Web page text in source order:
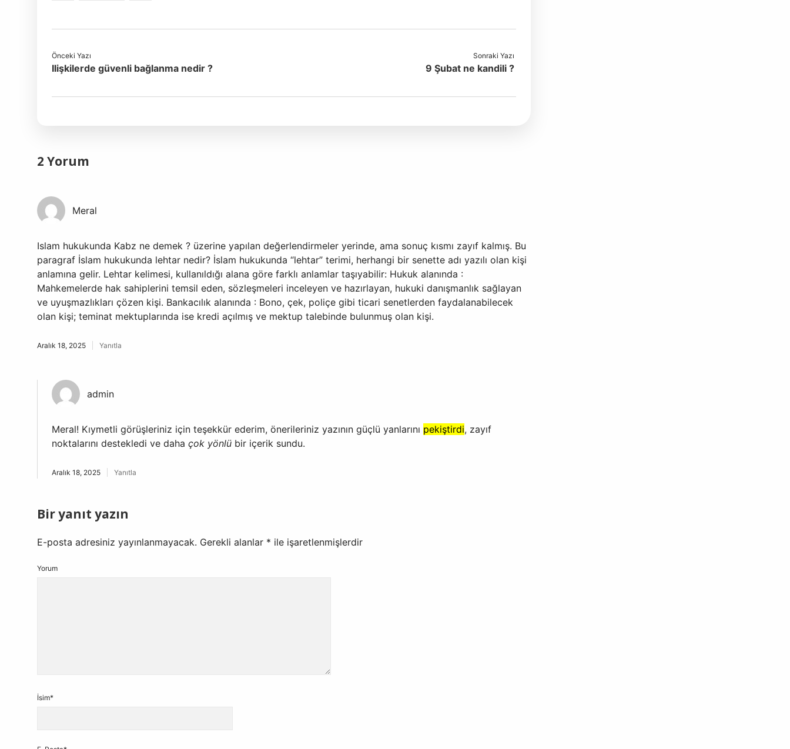
Önceki Yazı
Ilişkilerde güvenli bağlanma nedir ?
Sonraki Yazı
9 Şubat ne kandili ?
2 Yorum
Meral
Islam hukukunda Kabz ne demek ? üzerine yapılan değerlendirmeler yerinde, ama sonuç kısmı zayıf kalmış. Bu
paragraf İslam hukukunda lehtar nedir? İslam hukukunda “lehtar” terimi, herhangi bir senette adı yazılı olan kişi
anlamına gelir. Lehtar kelimesi, kullanıldığı alana göre farklı anlamlar taşıyabilir: Hukuk alanında :
Mahkemelerde hak sahiplerini temsil eden, sözleşmeleri inceleyen ve hazırlayan, hukuki danışmanlık sağlayan
ve uyuşmazlıkları çözen kişi. Bankacılık alanında : Bono, çek, poliçe gibi ticari senetlerden faydalanabilecek
olan kişi; teminat mektuplarında ise kredi açılmış ve mektup talebinde bulunmuş olan kişi.
Aralık 18, 2025 Yanıtla
admin
Meral! Kıymetli görüşleriniz için teşekkür ederim, önerileriniz yazının güçlü yanlarını pekiştirdi, zayıf
noktalarını destekledi ve daha çok yönlü bir içerik sundu.
Aralık 18, 2025 Yanıtla
Bir yanıt yazın
E-posta adresiniz yayınlanmayacak. Gerekli alanlar * ile işaretlenmişlerdir
Yorum
İsim*